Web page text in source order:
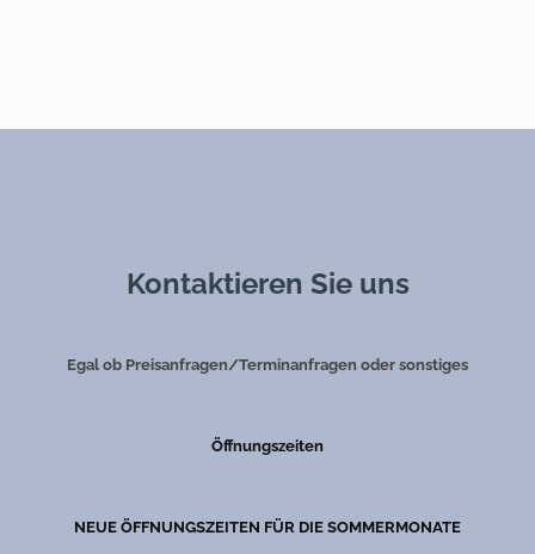
Kontaktieren Sie uns
Egal ob Preisanfragen/Terminanfragen oder sonstiges
Öffnungszeiten
NEUE ÖFFNUNGSZEITEN FÜR DIE SOMMERMONATE